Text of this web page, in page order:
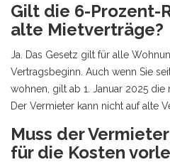
Gilt die 6-Prozent-
alte Mietverträge?
Ja. Das Gesetz gilt für alle
Vertragsbeginn. Auch wenn Sie
wohnen, gilt ab 1. Januar 2025 die
Der Vermieter kann nicht auf alte
Muss der
für die Kosten